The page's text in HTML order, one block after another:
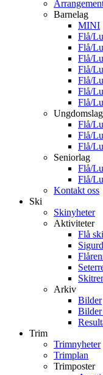
Barnelag
MINI
Flå/
Flå/
Flå/
Flå/
Flå/
Flå/
Flå/
Ungdomslag
Flå/
Flå/
Flå/
Seniorlag
Flå/
Flå/
Kontakt oss
Ski
Skinyheter
Aktiviteter
Flå
Arkiv
Bilder
Bilder
Trim
Trimnyheter
Trimplan
Trimposter